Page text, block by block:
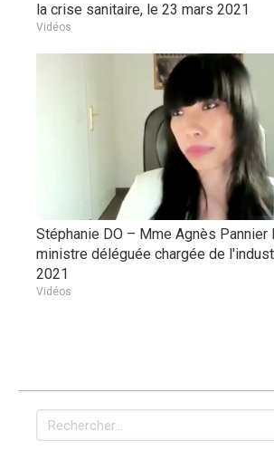
la crise sanitaire, le 23 mars 2021
Vidéos
Stéphanie DO – Mme Agnès Pannier
ministre déléguée chargée de
2021
Vidéos
Rechercher